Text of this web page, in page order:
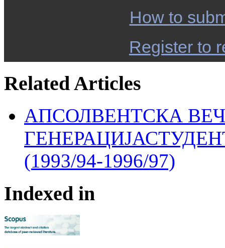
How to
Register to
Related Articles
АПСОЛВЕНТСКА
(1993/94-1996/97)
Indexed in